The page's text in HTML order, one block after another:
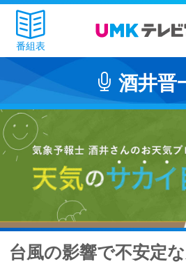
番組表
酒井晋
台風の影響で不安定